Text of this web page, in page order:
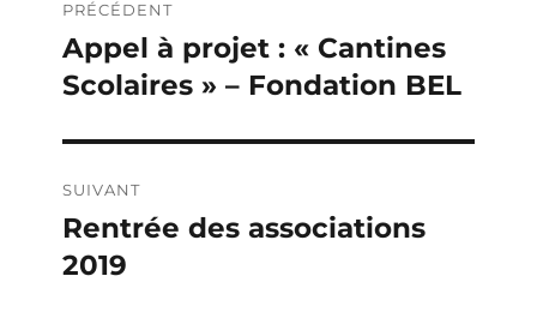
de
l’article
PRÉCÉDENT
Publication
précédente :
Appel à projet : « Cantines
Scolaires » – Fondation BEL
SUIVANT
Publication
suivante :
Rentrée des associations
2019